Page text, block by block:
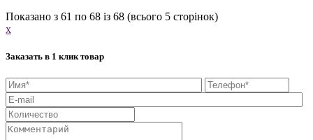
Показано з 61 по 68 із 68 (всього 5 сторінок)
x
Заказать в 1 клик товар